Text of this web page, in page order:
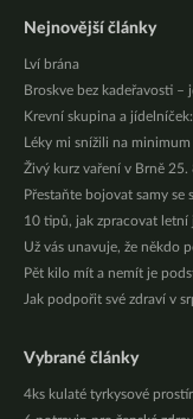
Nejnovější články
Lví brána
Broskve bez kadeřavosti –
Krevní skupina a
Léky mi snížili na
Živý kurz vaření v Brně 25.
Přestaňte bojovat samy se
10 tipů, jak zpracovat letní
Už vás unavuje, že někdo
Pět kilo mít a nemít je
Jak podpořit své zdraví v
Vybrané články
4ks kulaté tyrkysové